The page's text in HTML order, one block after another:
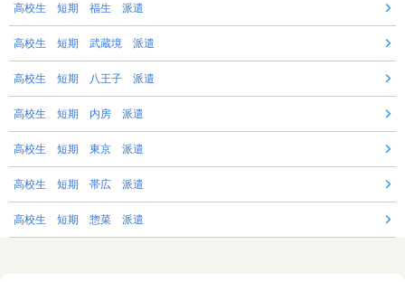
高校生 短期 福生 派遣
高校生 短期 武蔵境 派遣
高校生 短期 八王子 派遣
高校生 短期 内房 派遣
高校生 短期 東京 派遣
高校生 短期 帯広 派遣
高校生 短期 惣菜 派遣